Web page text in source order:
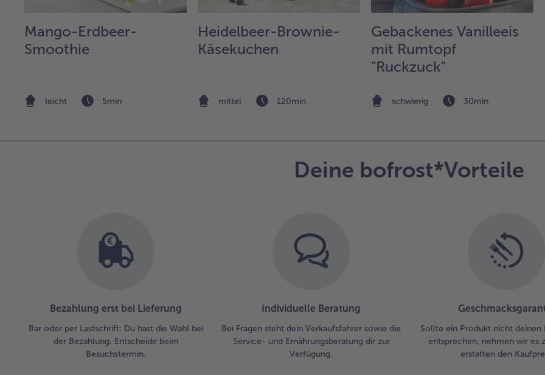
Mango-Erdbeer-
Smoothie
leicht 5min
Heidelbeer-Brownie-
Käsekuchen
mittel 120min
Gebackenes Vanilleeis
mit Rumtopf
"Ruckzuck"
schwierig 30min
Deine bofrost*Vorteile
Bezahlung erst bei Lieferung
Bar oder per Lastschrift: Du hast die Wahl bei
der Bezahlung. Entscheide beim
Besuchstermin.
Individuelle Beratung
Bei Fragen steht dein Verkaufsfahrer sowie die
Service- und Ernährungsberatung dir zur
Verfügung.
Sollte ein Produkt nicht deinen
entsprechen, nehmen wir es
erstatten den